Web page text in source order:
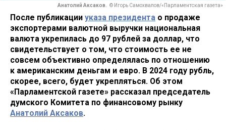
Анатолий Аксаков. © Игорь Самохвалов/«Парламентская газета»
После публикации указа президента о продаже
экспортерами валютной выручки национальная
валюта укрепилась до 97 рублей за доллар, что
свидетельствует о том, что стоимость ее не
совсем объективно определялась по отношению
к американским деньгам и евро. В 2024 году рубль,
скорее, всего, будет укрепляться. Об этом
«Парламентской газете» рассказал председатель
думского Комитета по финансовому рынку
Анатолий Аксаков.